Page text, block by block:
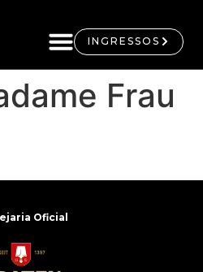
INGRESSOS
Frau
Oficial